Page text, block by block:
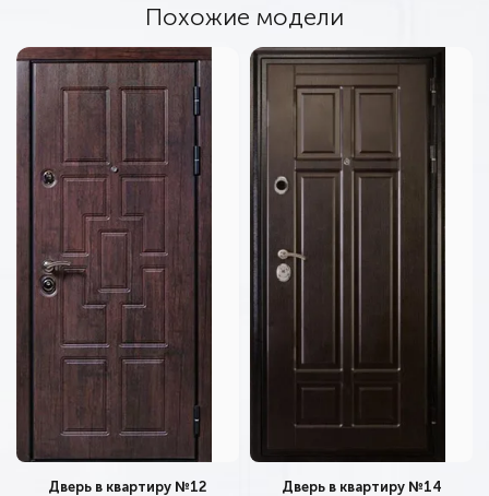
Похожие модели
Дверь в квартиру №12 Дверь в квартиру №14